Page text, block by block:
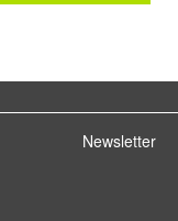
Newsletter